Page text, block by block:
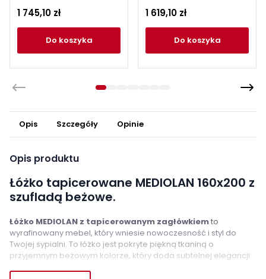
szufladami, ciemny
zielony
1 745,10 zł
do koszyka
1 619,10 zł
do koszyka
Opis Szczegóły Opinie
Opis produktu
Łóżko tapicerowane MEDIOLAN 160x200 z
szufladą beżowe.
Łóżko MEDIOLAN z tapicerowanym zagłówkiemto
wyrafinowany mebel, który wniesie nowoczesność i styl do
Twojej sypialni. To łóżko jest pokryte piękną tkaniną o
przyjemnym beżowym kolorze, który doda subtelnej elegancji.